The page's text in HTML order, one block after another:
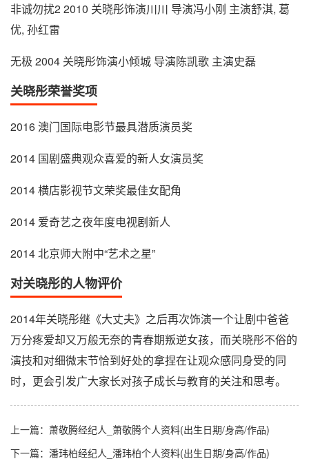
非诚勿扰2 2010 关晓彤饰演川川 导演冯小刚 主演舒淇, 葛
优, 孙红雷
无极 2004 关晓彤饰演小倾城 导演陈凯歌 主演史磊
关晓彤荣誉奖项
2016 澳门国际电影节最具潜质演员奖
2014 国剧盛典观众喜爱的新人女演员奖
2014 横店影视节文荣奖最佳女配角
2014 爱奇艺之夜年度电视剧新人
2014 北京师大附中“艺术之星”
对关晓彤的人物评价
2014年关晓彤继《大丈夫》之后再次饰演一个让剧中爸爸
万分疼爱却又万般无奈的青春期叛逆女孩，而关晓彤不俗的
演技和对细微末节恰到好处的拿捏在让观众感同身受的同
时，更会引发广大家长对孩子成长与教育的关注和思考。
上一篇： 萧敬腾经纪人_萧敬腾个人资料(出生日期/身高/作品)
下一篇： 潘玮柏经纪人_潘玮柏个人资料(出生日期/身高/作品)